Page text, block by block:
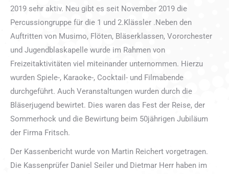
2019 sehr aktiv. Neu gibt es seit November 2019 die
Percussiongruppe für die 1 und 2.Klässler .Neben den
Auftritten von Musimo, Flöten, Bläserklassen, Vororchester
und Jugendblaskapelle wurde im Rahmen von
Freizeitaktivitäten viel miteinander unternommen. Hierzu
wurden Spiele-, Karaoke-, Cocktail- und Filmabende
durchgeführt. Auch Veranstaltungen wurden durch die
Bläserjugend bewirtet. Dies waren das Fest der Reise, der
Sommerhock und die Bewirtung beim 50jährigen Jubiläum
der Firma Fritsch.
Der Kassenbericht wurde von Martin Reichert vorgetragen.
Die Kassenprüfer Daniel Seiler und Dietmar Herr haben im